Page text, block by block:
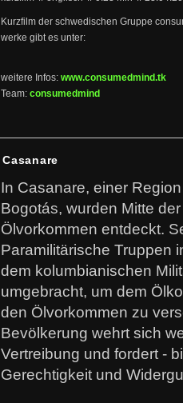
Kurzfilm der schwedischen Gruppe
werke gibt es unter:
weitere Infos: www.consumedmind.tk
Team: consumedmind
Casanare
In Casanare, einer
Bogotás, wurden Mitte
Ölvorkommen entdeckt.
Paramilitärische Truppen
dem kolumbianischen
umgebracht, um dem
den Ölvorkommen zu
Bevölkerung wehrt sich
Vertreibung und fordert -
Gerechtigkeit und